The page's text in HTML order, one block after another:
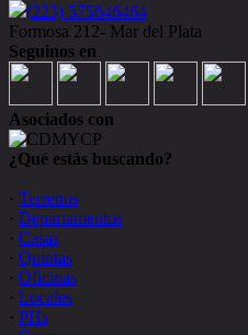
(223) 575646464
Formosa 212- Mar del Plata
Seguinos en
Asociados con
¿Qué estás buscando?
· Terrenos
· Departamentos
· Casas
· Quintas
· Oficinas
· Locales
· PHs